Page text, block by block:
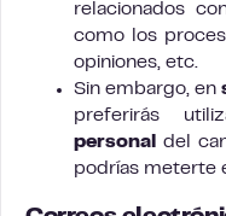
relacionados
como los
opiniones, etc.
Sin embargo, en
preferirás
personal
del
podrías meterte